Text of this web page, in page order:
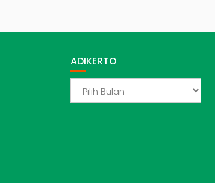
ADIKERTO